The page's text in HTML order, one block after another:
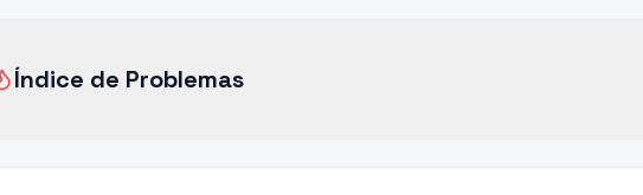
Índice de Problemas